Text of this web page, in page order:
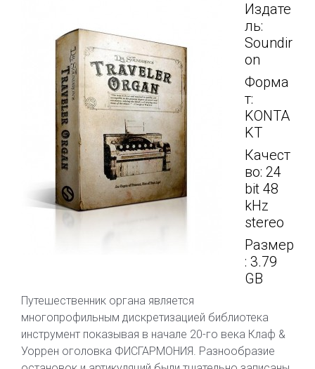
Издате
ль:
Soundir
on
Форма
т:
KONTA
KT
Качест
во: 24
bit 48
kHz
stereo
Размер
: 3.79
GB
Путешественник органа является
многопрофильным дискретизацией библиотека
инструмент показывая в начале 20-го века Клаф &
Уоррен оголовка ФИСГАРМОНИЯ. Разнообразие